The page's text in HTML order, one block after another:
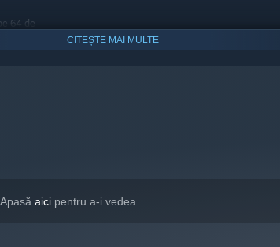
64 de
CITEȘTE MAI MULTE
aici pentru a-i vedea.